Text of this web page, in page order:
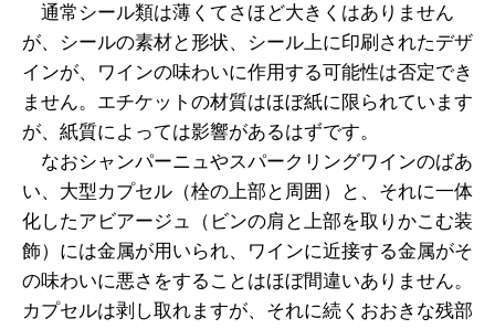
通常シール類は薄くてさほど大きくはありません
が、シールの素材と形状、シール上に印刷されたデザ
インが、ワインの味わいに作用する可能性は否定でき
ません。エチケットの材質はほぼ紙に限られています
が、紙質によっては影響があるはずです。
なおシャンパーニュやスパークリングワインのばあ
い、大型カプセル（栓の上部と周囲）と、それに一体
化したアビアージュ（ビンの肩と上部を取りかこむ装
飾）には金属が用いられ、ワインに近接する金属がそ
の味わいに悪さをすることはほぼ間違いありません。
カプセルは剥し取れますが、それに続くおおきな残部